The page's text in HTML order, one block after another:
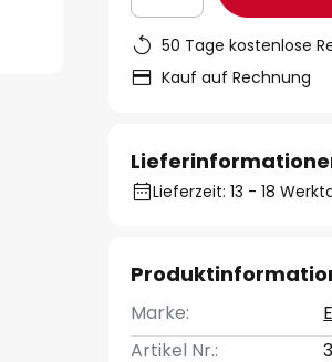
50 Tage kostenlose
Kauf auf Rechnung
Lieferzeit: 13 - 18
Marke:
Artikel Nr.: